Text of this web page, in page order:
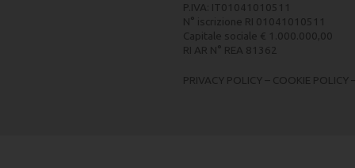
P.IVA: IT01041010511
N° iscrizione RI 01041010511
Capitale sociale € 1.000.000,00
RI AR N° REA 81362
PRIVACY POLICY – COOKIE POLICY